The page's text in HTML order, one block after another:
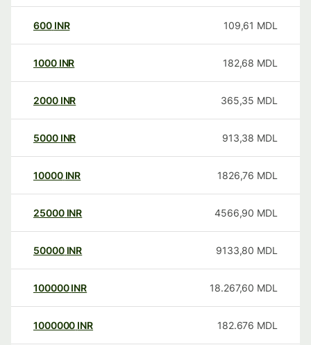
600 INR 109,61 MDL
1000 INR 182,68 MDL
2000 INR 365,35 MDL
5000 INR 913,38 MDL
10000 INR 1826,76 MDL
25000 INR 4566,90 MDL
50000 INR 9133,80 MDL
100000 INR 18.267,60 MDL
1000000 INR 182.676 MDL